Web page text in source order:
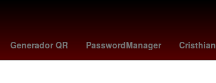
Generador QR PasswordManager
Accidente San Lázaro pumas vs cruz azul Denuncia